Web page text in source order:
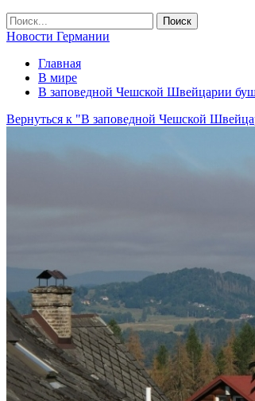
Новости Германии
Главная
В мире
В заповедной Чешской Швейцарии
Вернуться к "В заповедной Чешской